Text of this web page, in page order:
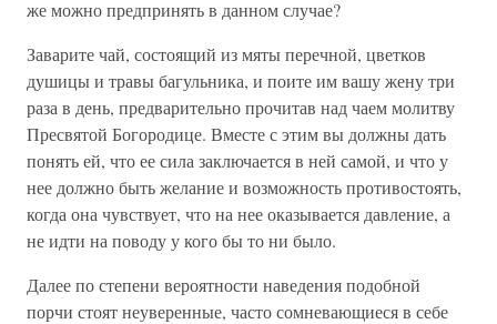
же можно предпринять в данном случае?
Заварите чай, состоящий из мяты перечной, цветков
душицы и травы багульника, и поите им вашу жену три
раза в день, предварительно прочитав над чаем молитву
Пресвятой Богородице. Вместе с этим вы должны дать
понять ей, что ее сила заключается в ней самой, и что у
нее должно быть желание и возможность противостоять,
когда она чувствует, что на нее оказывается давление, а
не идти на поводу у кого бы то ни было.
Далее по степени вероятности наведения подобной
порчи стоят неуверенные, часто сомневающиеся в себе